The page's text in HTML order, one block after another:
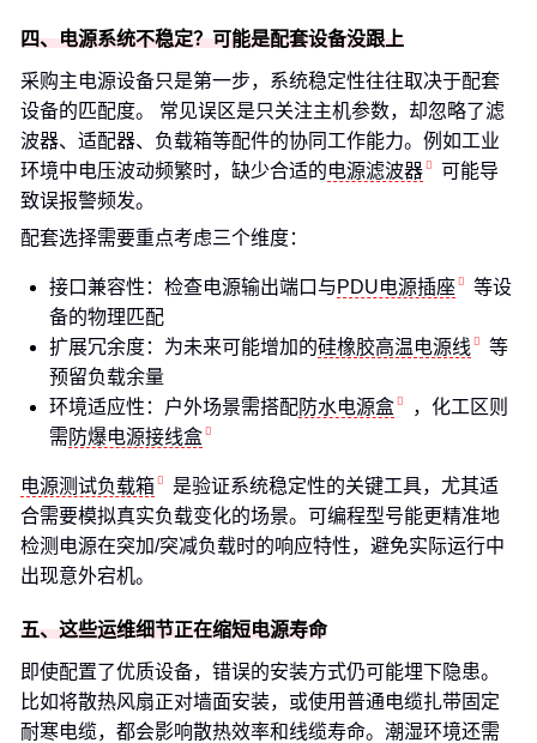
四、电源系统不稳定？可能是配套设备没跟上
采购主电源设备只是第一步，系统稳定性往往取决于配套
设备的匹配度。 常见误区是只关注主机参数，却忽略了滤
波器、适配器、负载箱等配件的协同工作能力。例如工业
环境中电压波动频繁时，缺少合适的电源滤波器
可能导
致误报警频发。
配套选择需要重点考虑三个维度：
接口兼容性：检查电源输出端口与PDU电源插座
等设
备的物理匹配
扩展冗余度：为未来可能增加的硅橡胶高温电源线
等
预留负载余量
环境适应性：户外场景需搭配防水电源盒
，化工区则
需 防爆电源接线盒
电源测试负载箱
是验证系统稳定性的关键工具，尤其适
合需要模拟真实负载变化的场景。可编程型号能更精准地
检测电源在突加/突减负载时的响应特性，避免实际运行中
出现意外宕机。
五、这些运维细节正在缩短电源寿命
即使配置了优质设备，错误的安装方式仍可能埋下隐患。
比如将散热风扇正对墙面安装，或使用普通电缆扎带固定
耐寒电缆，都会影响散热效率和线缆寿命。潮湿环境还需